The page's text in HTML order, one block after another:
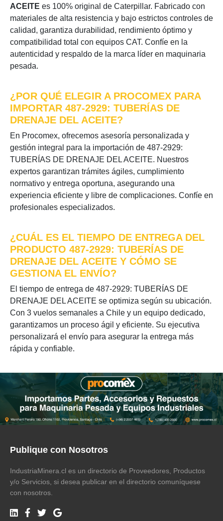
ACEITE es 100% original de Caterpillar. Fabricado con
materiales de alta resistencia y bajo estrictos controles de
calidad, garantiza durabilidad, rendimiento óptimo y
compatibilidad total con equipos CAT. Confíe en la
autenticidad y respaldo de la marca líder en maquinaria
pesada.
¿POR QUÉ ELEGIR A PROCOMEX PARA
IMPORTAR 487-2929: TUBERÍAS DE
DRENAJE DEL ACEITE?
En Procomex, ofrecemos asesoría personalizada y
gestión integral para la importación de 487-2929:
TUBERÍAS DE DRENAJE DEL ACEITE. Nuestros
expertos garantizan trámites ágiles, cumplimiento
normativo y entrega oportuna, asegurando una
experiencia eficiente y libre de complicaciones. Confíe en
profesionales especializados.
¿CUÁL ES EL TIEMPO DE ENTREGA DEL
PRODUCTO 487-2929: TUBERÍAS DE
DRENAJE DEL ACEITE Y CÓMO SE
GESTIONA EL ENVÍO?
El tiempo de entrega de 487-2929: TUBERÍAS DE
DRENAJE DEL ACEITE se optimiza según su ubicación.
Con 3 vuelos semanales a Chile y un equipo dedicado,
garantizamos un proceso ágil y eficiente. Su ejecutiva
personalizará el envío para asegurar la entrega más
rápida y confiable.
Publique con Nosotros
IndustriaMinera.cl es un directorio de Proveedores, Productos
y/o Servicios, si desea publicar en el directorio comuníquese
con nosotros.